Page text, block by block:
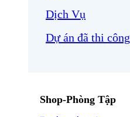
Dịch Vụ
Dự án đã thi công
Shop-Phòng Tập